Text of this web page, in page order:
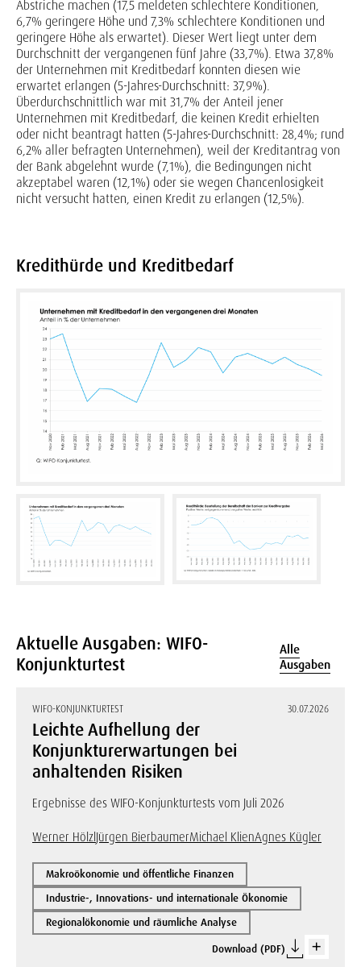
Abstriche machen (17,5 meldeten schlechtere Konditionen,
6,7% geringere Höhe und 7,3% schlechtere Konditionen und
geringere Höhe als erwartet). Dieser Wert liegt unter dem
Durchschnitt der vergangenen fünf Jahre (33,7%). Etwa 37,8%
der Unternehmen mit Kreditbedarf konnten diesen wie
erwartet erlangen (5-Jahres-Durchschnitt: 37,9%).
Überdurchschnittlich war mit 31,7% der Anteil jener
Unternehmen mit Kreditbedarf, die keinen Kredit erhielten
oder nicht beantragt hatten (5-Jahres-Durchschnitt: 28,4%; rund
6,2% aller befragten Unternehmen), weil der Kreditantrag von
der Bank abgelehnt wurde (7,1%), die Bedingungen nicht
akzeptabel waren (12,1%) oder sie wegen Chancenlosigkeit
nicht versucht hatten, einen Kredit zu erlangen (12,5%).
Kredithürde und Kreditbedarf
Aktuelle Ausgaben: WIFO-
Konjunkturtest
Alle
Ausgaben
WIFO-KONJUNKTURTEST 30.07.2026
Leichte Aufhellung der
Konjunkturerwartungen bei
anhaltenden Risiken
Ergebnisse des WIFO-Konjunkturtests vom Juli 2026
Werner HölzlJürgen BierbaumerMichael KlienAgnes Kügler
Makroökonomie und öffentliche Finanzen
Industrie-, Innovations- und internationale Ökonomie
Regionalökonomie und räumliche Analyse
Download (PDF)